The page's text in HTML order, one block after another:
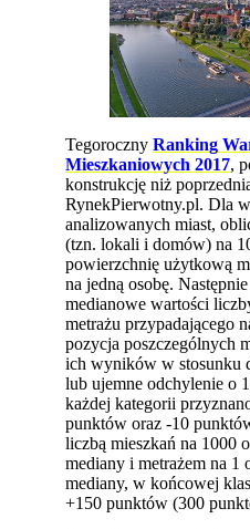
TegorocznyRanking
Mieszkaniowych 2017,
konstrukcję niż
RynekPierwotny.pl. Dla
analizowanych miast,
(tzn. lokali i domów) na
powierzchnię użytkową
na jedną osobę.
medianowe wartości
metrażu przypadającego
pozycja poszczególnych
ich wyników w stosunku
lub ujemne odchylenie o
każdej kategorii
punktów oraz -10
liczbą mieszkań na 1000
mediany i metrażem na 1
mediany, w końcowej
+150 punktów (300